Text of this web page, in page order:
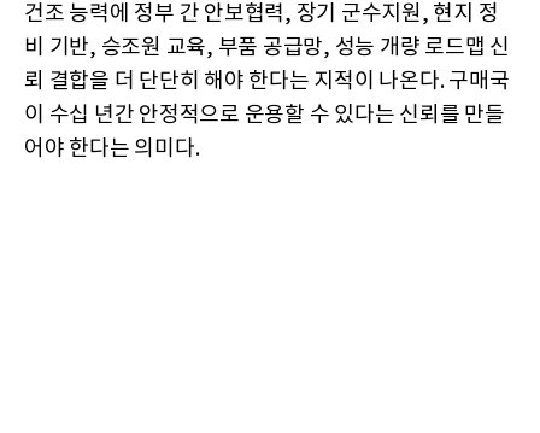
건조 능력에 정부 간 안보협력, 장기 군수지원, 현지 정
비 기반, 승조원 교육, 부품 공급망, 성능 개량 로드맵 신
뢰 결합을 더 단단히 해야 한다는 지적이 나온다. 구매국
이 수십 년간 안정적으로 운용할 수 있다는 신뢰를 만들
어야 한다는 의미다.